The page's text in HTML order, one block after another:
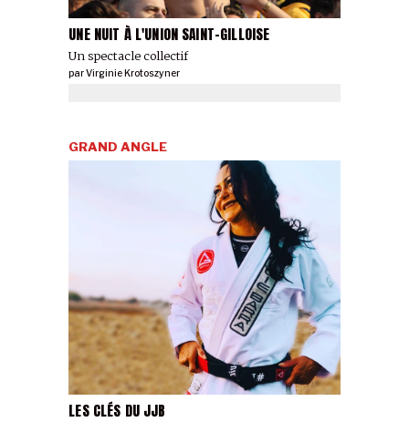
UNE NUIT À L'UNION SAINT-GILLOISE
Un spectacle collectif
parVirginie Krotoszyner
LES CLÉS DU JJB
GRAND ANGLE